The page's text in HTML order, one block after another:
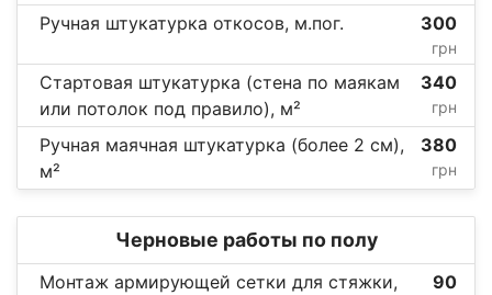
Ручная штукатурка откосов, м.пог. 300
грн
Стартовая штукатурка (стена по маякам
или потолок под правило), м²
340
грн
Ручная маячная штукатурка (более 2 см),
м²
380
грн
Черновые работы по полу
Монтаж армирующей сетки для стяжки,
90